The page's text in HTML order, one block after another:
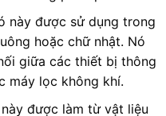
này được sử dụng trong
hoặc chữ nhật. Nó
giữa các thiết bị thông
máy lọc không khí.
được làm từ vật liệu